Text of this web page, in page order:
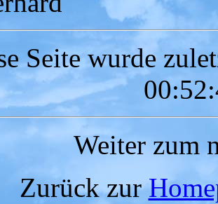
Seite wurde
Weiter zum
Zurück zur